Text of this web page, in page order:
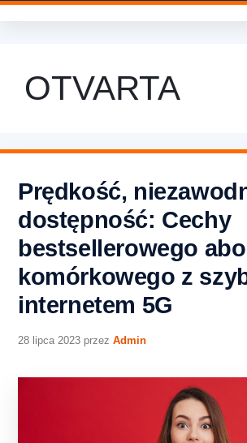
OTVARTA
Prędkość,
dostępność: Cechy
bestsellerowego
komórkowego z
internetem 5G
28 lipca 2023 przez Admin